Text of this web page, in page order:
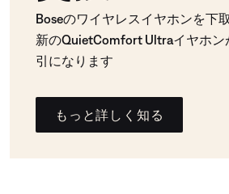
Boseのワイヤレスイヤホンを下
新のQuietComfort Ultraイヤホン
引になります
もっと詳しく知る